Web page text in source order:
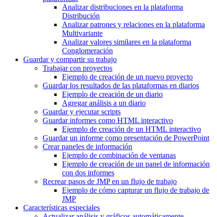
Analizar distribuciones en la plataforma
Distribución
Analizar patrones y relaciones en la plataforma
Multivariante
Analizar valores similares en la plataforma
Conglomeración
Guardar y compartir su trabajo
Trabajar con proyectos
Ejemplo de creación de un nuevo proyecto
Guardar los resultados de las plataformas en diarios
Ejemplo de creación de un diario
Agregar análisis a un diario
Guardar y ejecutar scripts
Guardar informes como HTML interactivo
Ejemplo de creación de un HTML interactivo
Guardar un informe como presentación de PowerPoint
Crear paneles de información
Ejemplo de combinación de ventanas
Ejemplo de creación de un panel de información
con dos informes
Recrear pasos de JMP en un flujo de trabajo
Ejemplo de cómo capturar un flujo de trabajo de
JMP
Características especiales